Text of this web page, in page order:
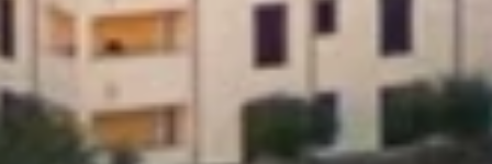
Posebne ponudbe
Destinacije